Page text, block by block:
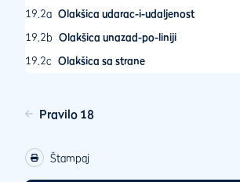
19.2a Olakšica udarac-i-udaljenost
19.2b Olakšica unazad-po-liniji
19.2c Olakšica sa strane
19.3a
Uobičajene opcije olakšice (jedan
Pravilo 18
Štampaj